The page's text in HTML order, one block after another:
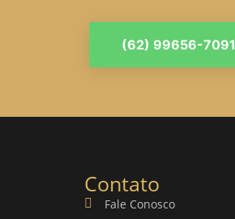
(62) 99656-7091
Contato
Fale Conosco